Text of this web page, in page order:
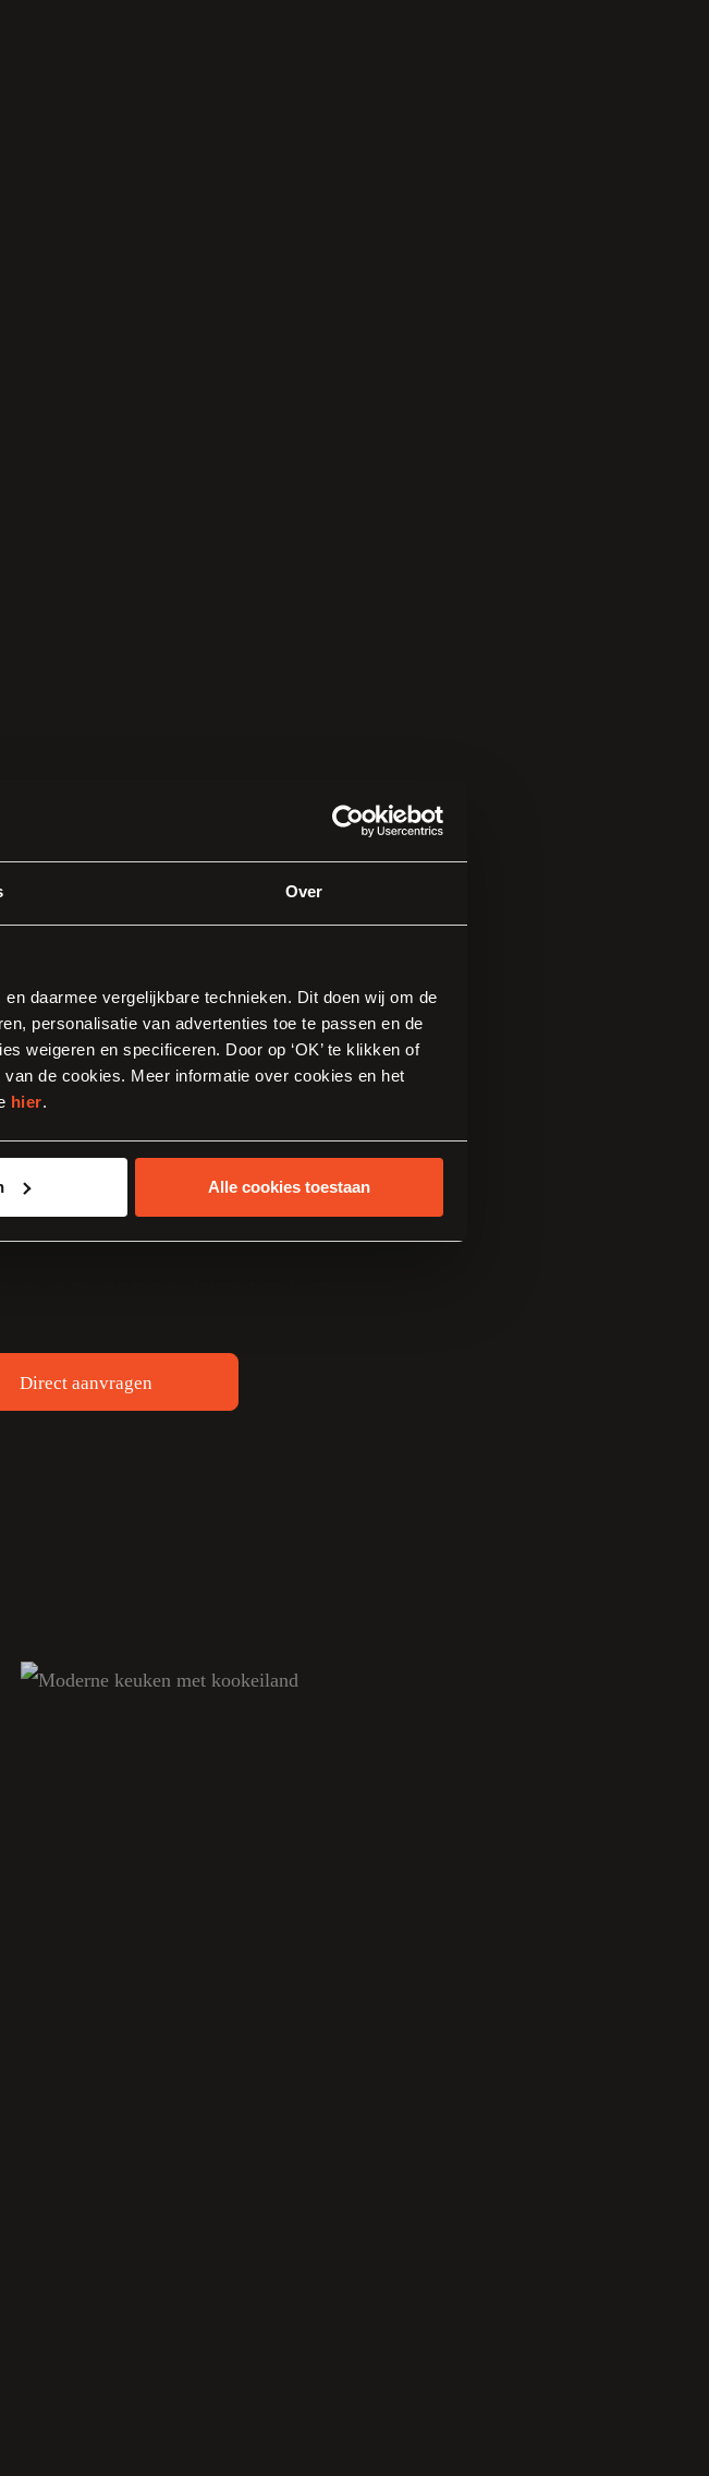
Over
daarmee vergelijkbare technieken. Dit doen wij om de
personalisatie van advertenties toe te passen en de
weigeren en specificeren. Door op ‘OK’ te klikken of
de cookies. Meer informatie over cookies en het
hier.
Alle cookies toestaan
magazine
keuken inspiratie en trends
klantenen medewerkers aan het woord
Direct aanvragen